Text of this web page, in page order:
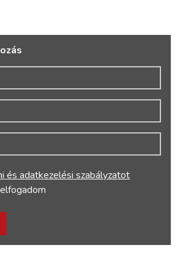
és adatkezelési szabályzatot